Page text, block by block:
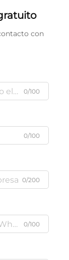
con
0/100
0/100
0/200
0/100